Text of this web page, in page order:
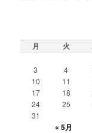
月 火
3
4
10
11
17
18
24
25
31
« 5月